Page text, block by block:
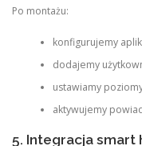
Po montażu:
konfigurujemy
dodajemy
ustawiamy
aktywujemy
5. Integracja smart